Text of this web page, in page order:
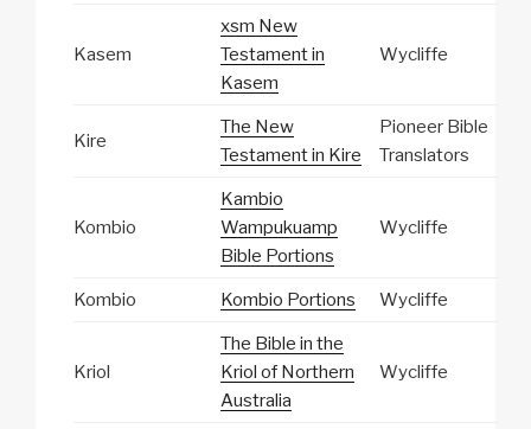
Kasem
xsm New
Testament in
Kasem
Wycliffe
Kire
The New
Testament in Kire
Pioneer Bible
Translators
Kombio
Kambio
Wampukuamp
Bible Portions
Wycliffe
Kombio Kombio Portions Wycliffe
Kriol
The Bible in the
Kriol of Northern
Australia
Wycliffe